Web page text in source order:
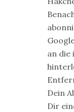
an die
Dein
Dir